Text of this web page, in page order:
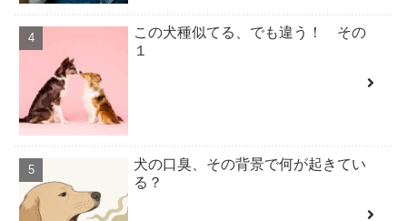
この犬種似てる、でも違う！ その
１
犬の口臭、その背景で何が起きてい
る？